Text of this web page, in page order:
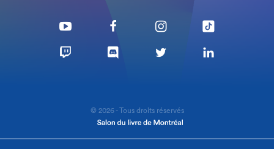
© 2026 - Tous droits réservés